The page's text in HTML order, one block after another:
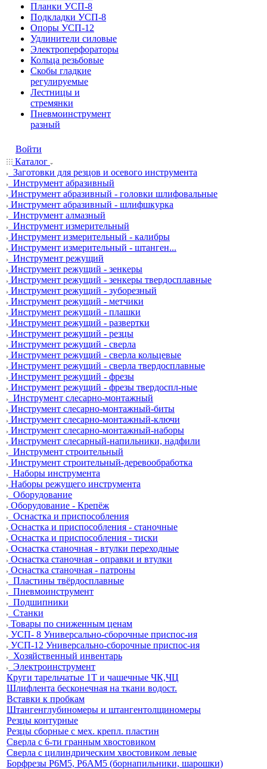
Планки УСП-8
Подкладки УСП-8
Опоры УСП-12
Удлинители силовые
Электроперфораторы
Кольца резьбовые
Скобы гладкие
регулируемые
Лестницы и
стремянки
Пневмоинструмент
разный
Войти
Каталог
Заготовки для резцов и осевого инструмента
Инструмент абразивный
Инструмент абразивный - головки шлифовальные
Инструмент абразивный - шлифшкурка
Инструмент алмазный
Инструмент измерительный
Инструмент измерительный - калибры
Инструмент измерительный - штанген...
Инструмент режущий
Инструмент режущий - зенкеры
Инструмент режущий - зенкеры твердосплавные
Инструмент режущий - зуборезный
Инструмент режущий - метчики
Инструмент режущий - плашки
Инструмент режущий - развертки
Инструмент режущий - резцы
Инструмент режущий - сверла
Инструмент режущий - сверла кольцевые
Инструмент режущий - сверла твердосплавные
Инструмент режущий - фрезы
Инструмент режущий - фрезы твердоспл-ные
Инструмент слесарно-монтажный
Инструмент слесарно-монтажный-биты
Инструмент слесарно-монтажный-ключи
Инструмент слесарно-монтажный-наборы
Инструмент слесарный-напильники, надфили
Инструмент строительный
Инструмент строительный-деревообработка
Наборы инструмента
Наборы режущего инструмента
Оборудование
Оборудование - Крепёж
Оснастка и приспособления
Оснастка и приспособления - станочные
Оснастка и приспособления - тиски
Оснастка станочная - втулки переходные
Оснастка станочная - оправки и втулки
Оснастка станочная - патроны
Пластины твёрдосплавные
Пневмоинструмент
Подшипники
Станки
Товары по сниженным ценам
УСП- 8 Универсально-сборочные приспос-ия
УСП-12 Универсально-сборочные приспос-ия
Хозяйственный инвентарь
Электроинструмент
Круги тарельчатые 1Т и чашечные ЧК,ЧЦ
Шлифлента бесконечная на ткани водост.
Вставки к пробкам
Штангенглубиномеры и штангентолщиномеры
Резцы контурные
Резцы сборные с мех. крепл. пластин
Сверла с 6-ти гранным хвостовиком
Сверла с цилиндрическим хвостовиком левые
Борфрезы Р6М5, Р6АМ5 (борнапильники, шарошки)